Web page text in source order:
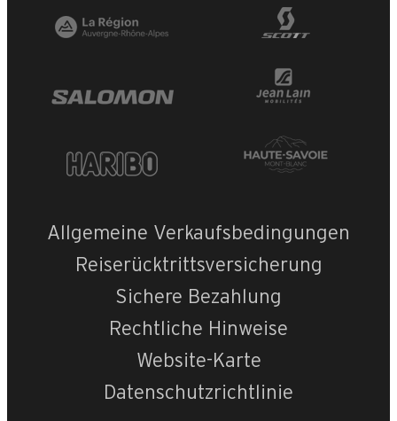
OpenStreetMap Streets
Satellite
Allgemeine Verkaufsbedingungen
Reiserücktrittsversicherung
Sichere Bezahlung
Rechtliche Hinweise
Website-Karte
Datenschutzrichtlinie